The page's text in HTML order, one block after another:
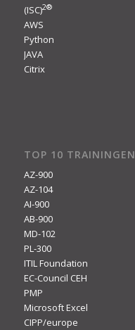
(ISC)2®
AWS
Python
JAVA
Citrix
TOP 10 TRAININGEN
AZ-900
AZ-104
AI-900
AB-900
MD-102
PL-300
ITIL Foundation
EC-Council CEH
PMP
Microsoft Excel
CIPP/europe